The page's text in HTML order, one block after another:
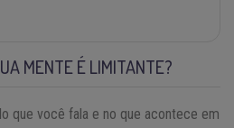
MENTE É LIMITANTE?
que você fala e no que acontece em